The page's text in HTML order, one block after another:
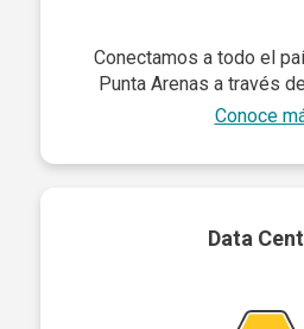
Conectamos a todo el
Punta Arenas a través
Conoce
Data